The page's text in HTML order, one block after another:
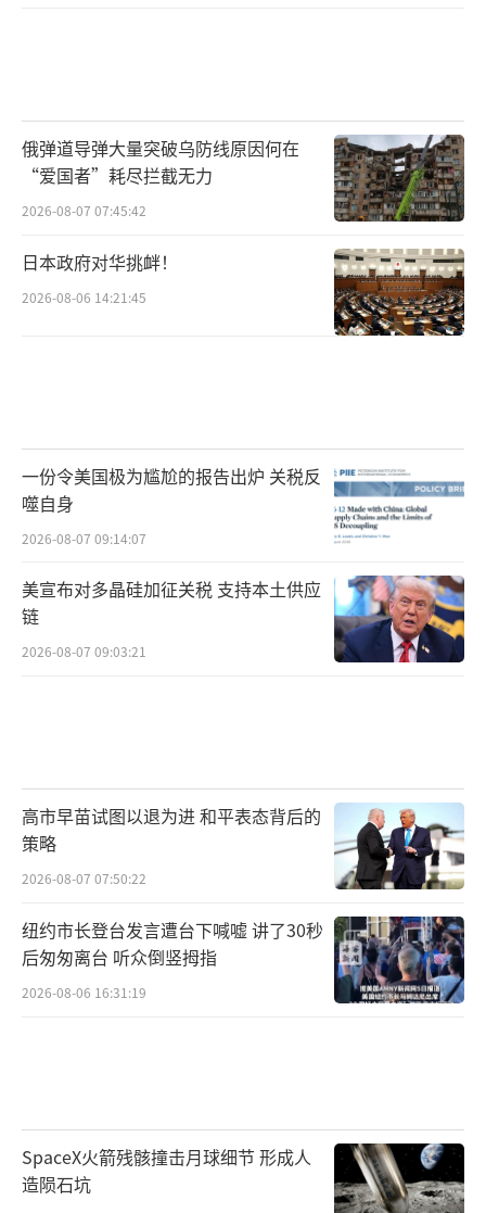
俄弹道导弹大量突破乌防线原因何在
“爱国者”耗尽拦截无力
2026-08-07 07:45:42
日本政府对华挑衅！
2026-08-06 14:21:45
一份令美国极为尴尬的报告出炉 关税反
噬自身
2026-08-07 09:14:07
美宣布对多晶硅加征关税 支持本土供应
链
2026-08-07 09:03:21
高市早苗试图以退为进 和平表态背后的
策略
2026-08-07 07:50:22
纽约市长登台发言遭台下喊嘘 讲了30秒
后匆匆离台 听众倒竖拇指
2026-08-06 16:31:19
SpaceX火箭残骸撞击月球细节 形成人
造陨石坑